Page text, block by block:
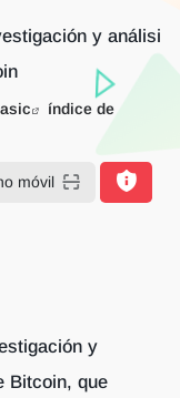
y análisi
índice de
móvil
y
Bitcoin, que